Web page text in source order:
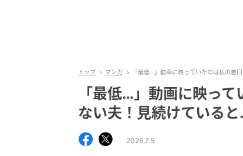
トップ マンガ 「最低…」動画に映っていたのは私の悪
「最低…」動画に映っ
ない夫！見続けている
2026.7.5